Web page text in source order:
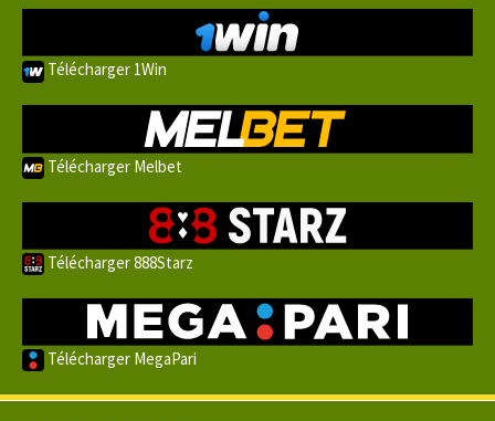
Télécharger 1Win
Télécharger Melbet
Télécharger 888Starz
Télécharger MegaPari